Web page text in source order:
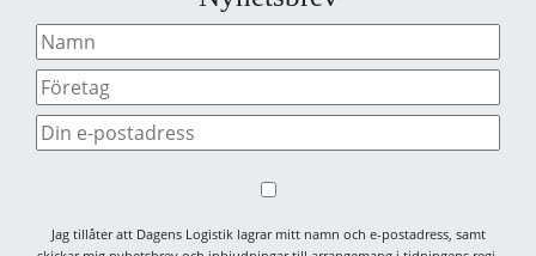
Jag tillåter att Dagens Logistik lagrar mitt namn och e-postadress, samt